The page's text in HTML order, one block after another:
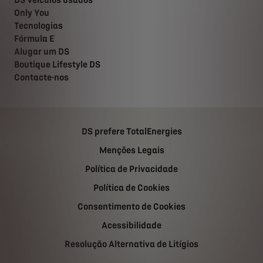
Only You
Tecnologias
Fórmula E
Alugar um DS
Boutique Lifestyle DS
Contacte-nos
DS prefere TotalEnergies
Menções Legais
Política de Privacidade
Política de Cookies
Consentimento de Cookies
Acessibilidade
Resolução Alternativa de Litígios